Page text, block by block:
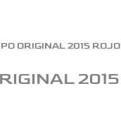
ORIGINAL 2015 ROJO
2015